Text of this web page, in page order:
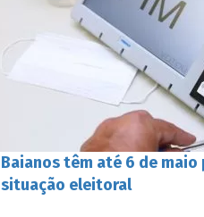
Baianos têm até 6 de
situação eleitoral